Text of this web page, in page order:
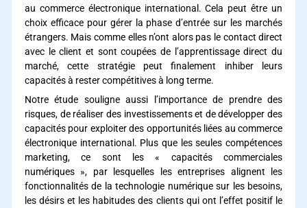
au commerce électronique international. Cela peut être un
choix efficace pour gérer la phase d’entrée sur les marchés
étrangers. Mais comme elles n’ont alors pas le contact direct
avec le client et sont coupées de l’apprentissage direct du
marché, cette stratégie peut finalement inhiber leurs
capacités à rester compétitives à long terme.
Notre étude souligne aussi l’importance de prendre des
risques, de réaliser des investissements et de développer des
capacités pour exploiter des opportunités liées au commerce
électronique international. Plus que les seules compétences
marketing, ce sont les « capacités commerciales
numériques », par lesquelles les entreprises alignent les
fonctionnalités de la technologie numérique sur les besoins,
les désirs et les habitudes des clients qui ont l’effet positif le